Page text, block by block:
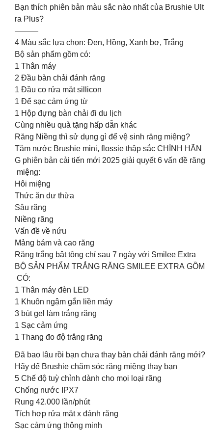
Bạn thích phiên bản màu sắc nào nhất của Brushie Ult
ra Plus?
———
4 Màu sắc lựa chọn: Đen, Hồng, Xanh bơ, Trắng
Bộ sản phẩm gồm có:
1 Thân máy
2 Đầu bàn chải đánh răng
1 Đầu cọ rửa mặt sillicon
1 Đế sạc cảm ứng từ
1 Hộp đựng bàn chải đi du lịch
Cùng nhiều quà tặng hấp dẫn khác
Răng Niềng thì sử dụng gì để vệ sinh răng miệng?
Tăm nước Brushie mini, flossie thập sắc CHÍNH HÃN
G phiên bản cải tiến mới 2025 giải quyết 6 vấn đề răng
miệng:
Hôi miệng
Thức ăn dư thừa
Sâu răng
Niềng răng
Vấn đề về nứu
Mảng bám và cao răng
Răng trắng bật tông chỉ sau 7 ngày với Smilee Extra
BỘ SẢN PHẨM TRẮNG RĂNG SMILEE EXTRA GỒM
CÓ:
1 Thân máy đèn LED
1 Khuôn ngậm gắn liền máy
3 bút gel làm trắng răng
1 Sạc cảm ứng
1 Thang đo độ trắng răng
Đã bao lâu rồi bạn chưa thay bàn chải đánh răng mới?
Hãy để Brushie chăm sóc răng miệng thay bạn
5 Chế độ tuỳ chỉnh dành cho mọi loại răng
Chống nước IPX7
Rung 42.000 lần/phút
Tích hợp rửa mặt x đánh răng
Sạc cảm ứng thông minh